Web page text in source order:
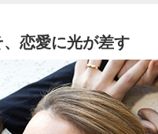
恋愛に光が差す